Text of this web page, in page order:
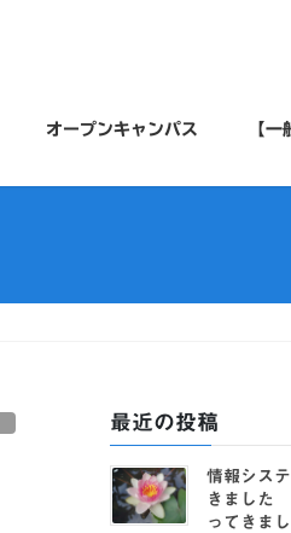
オープンキャンパス 【
最近の投稿
情報シス
きました
ってきま